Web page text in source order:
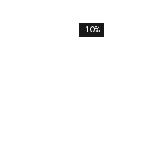
-10%